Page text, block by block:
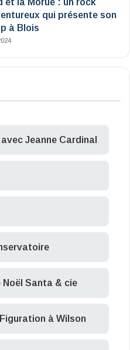
et la Morue : un rock
qui présente son
à Blois
avec Jeanne Cardinal
Santa & cie
à Wilson